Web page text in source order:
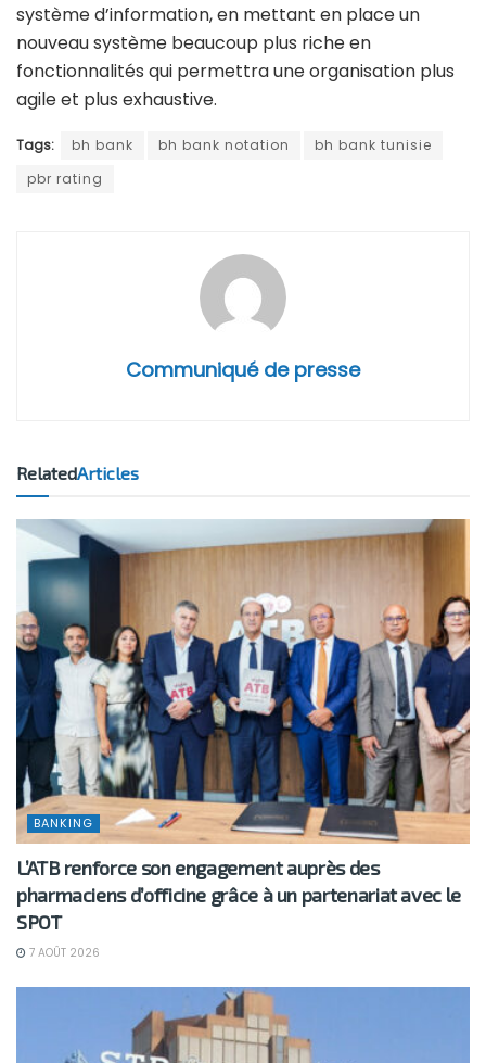
système d’information, en mettant en place un
nouveau système beaucoup plus riche en
fonctionnalités qui permettra une organisation plus
agile et plus exhaustive.
Tags: bh bank bh bank notation
bh bank tunisie
pbr rating
Communiqué de presse
RelatedArticles
BANKING
L’ATB renforce son engagement auprès des
pharmaciens d’officine grâce à un partenariat avec le
SPOT
7 AOÛT 2026